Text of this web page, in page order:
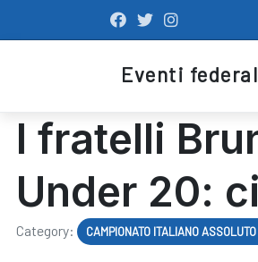
Eventi
I fratelli
Under 20:
Category: CAMPIONATO ITALIANO